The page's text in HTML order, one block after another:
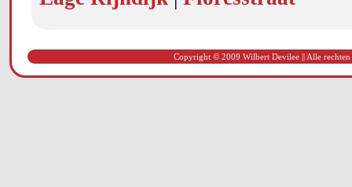
Copyright © 2009 Wilbert Devilee || Alle